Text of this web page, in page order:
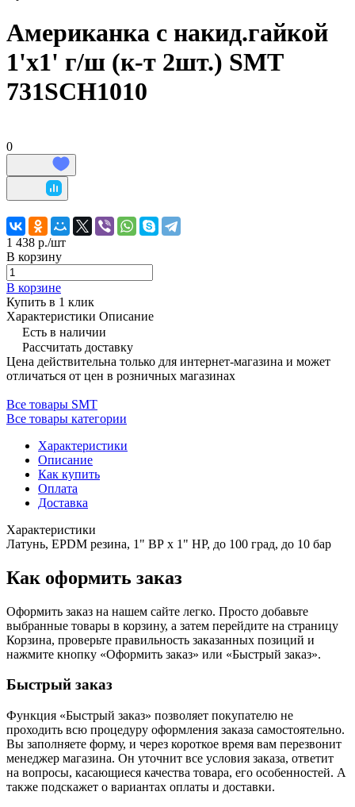
Американка с накид.гайкой
1'х1' г/ш (к-т 2шт.) SMT
731SCH1010
0
1 438 р./шт
В корзину
В корзине
Купить в 1 клик
Характеристики Описание
Есть в наличии
Рассчитать доставку
Цена действительна только для интернет-магазина и может
отличаться от цен в розничных магазинах
Все товары SMT
Все товары категории
Характеристики
Описание
Как купить
Оплата
Доставка
Характеристики
Латунь, EPDM резина, 1" ВР х 1" НР, до 100 град, до 10 бар
Как оформить заказ
Оформить заказ на нашем сайте легко. Просто добавьте
выбранные товары в корзину, а затем перейдите на страницу
Корзина, проверьте правильность заказанных позиций и
нажмите кнопку «Оформить заказ» или «Быстрый заказ».
Быстрый заказ
Функция «Быстрый заказ» позволяет покупателю не
проходить всю процедуру оформления заказа самостоятельно.
Вы заполняете форму, и через короткое время вам перезвонит
менеджер магазина. Он уточнит все условия заказа, ответит
на вопросы, касающиеся качества товара, его особенностей. А
также подскажет о вариантах оплаты и доставки.